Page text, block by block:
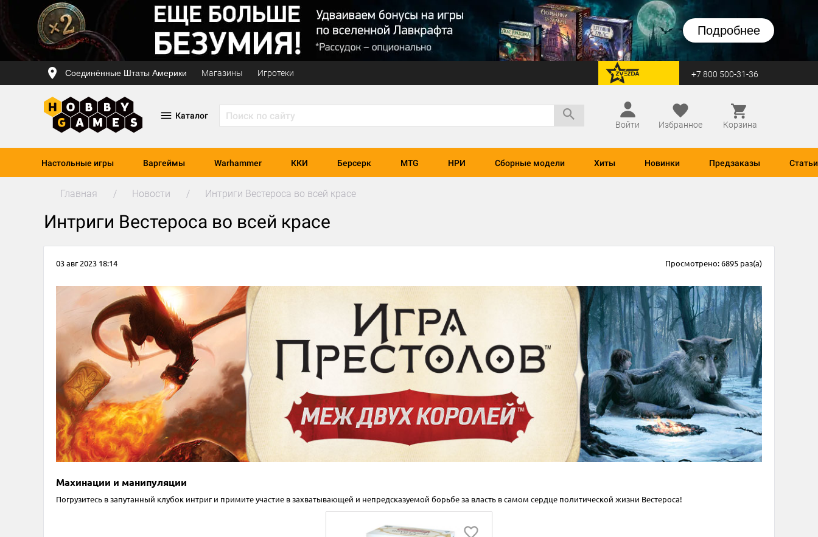
Подробнее
Соединённые Штаты Америки Магазины Игротеки перейти на Zvezda +7 800 500-31-36
Каталог
Войти
Избранное Корзина
Настольные игры Варгеймы Warhammer ККИ Берсерк MTG НРИ Сборные модели Хиты Новинки Предзаказы Статьи
Главная Новости Интриги Вестероса во всей красе
Интриги Вестероса во всей красе
03 авг 2023 18:14 Просмотрено: 6895 раз(а)
Махинации и манипуляции
Погрузитесь в запутанный клубок интриг и примите участие в захватывающей и непредсказуемой борьбе за власть в самом сердце политической жизни Вестероса!